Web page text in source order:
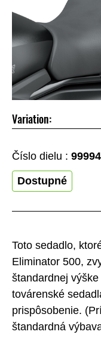
Toto sedadlo,
Eliminator 500,
štandardnej
továrenské
prispôsobenie.
štandardná
Variation:
Číslo dielu :
Dostupné